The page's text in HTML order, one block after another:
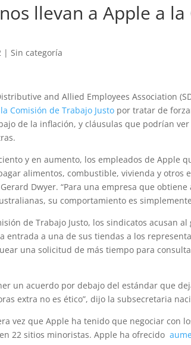
llevan a Apple a
|Sin categoría
and Allied Employees Association
Comisión de Trabajo Justo por tratar de
de la inflación, y cláusulas que podrían
y en aumento, los empleados de Apple
alimentos, combustible, vivienda y otros
Dwyer. “Para una empresa que
su comportamiento es
de Trabajo Justo, los sindicatos acusan
entrada a una de sus tiendas a los
una solicitud de más tiempo para
un acuerdo por debajo del estándar que
extra no es ético”, dijo la subsecretaria
vez que Apple ha tenido que negociar con
22 sitios minoristas. Apple ha ofrecido